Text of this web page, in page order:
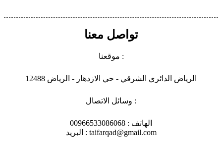
تواصل معنا
موقعنا :
الرياض الدائري الشرقي - حي الازدهار - الرياض 12488
وسائل الاتصال :
الهاتف : 00966533086068
البريد : taifarqad@gmail.com